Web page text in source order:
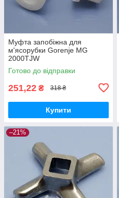
Муфта запобіжна для
м'ясорубки Gorenje MG
2000TJW
Готово до відправки
251,22 ₴ 318 ₴
Купити
–21%